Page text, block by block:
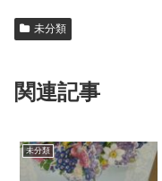
未分類
関連記事
未分類